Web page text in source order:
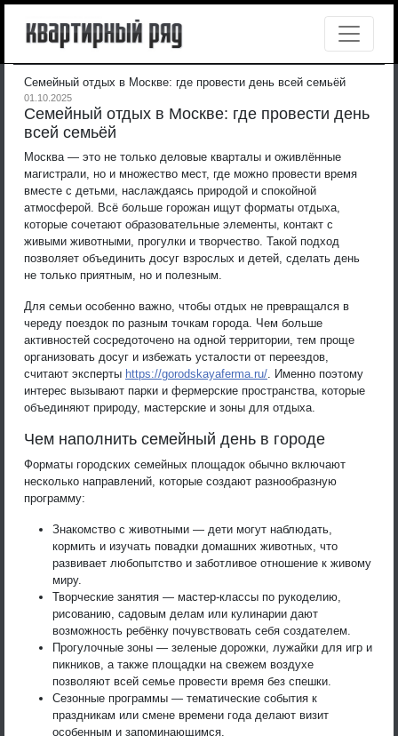
Семейный отдых в Москве: где провести день всей семьёй
01.10.2025
Семейный отдых в Москве: где провести день
всей семьёй
Москва — это не только деловые кварталы и оживлённые
магистрали, но и множество мест, где можно провести время
вместе с детьми, наслаждаясь природой и спокойной
атмосферой. Всё больше горожан ищут форматы отдыха,
которые сочетают образовательные элементы, контакт с
живыми животными, прогулки и творчество. Такой подход
позволяет объединить досуг взрослых и детей, сделать день
не только приятным, но и полезным.
Для семьи особенно важно, чтобы отдых не превращался в
череду поездок по разным точкам города. Чем больше
активностей сосредоточено на одной территории, тем проще
организовать досуг и избежать усталости от переездов,
считают эксперты https://gorodskayaferma.ru/ . Именно поэтому
интерес вызывают парки и фермерские пространства, которые
объединяют природу, мастерские и зоны для отдыха.
Чем наполнить семейный день в городе
Форматы городских семейных площадок обычно включают
несколько направлений, которые создают разнообразную
программу:
Знакомство с животными — дети могут наблюдать,
кормить и изучать повадки домашних животных, что
развивает любопытство и заботливое отношение к живому
миру.
Творческие занятия — мастер-классы по рукоделию,
рисованию, садовым делам или кулинарии дают
возможность ребёнку почувствовать себя создателем.
Прогулочные зоны — зеленые дорожки, лужайки для игр и
пикников, а также площадки на свежем воздухе
позволяют всей семье провести время без спешки.
Сезонные программы — тематические события к
праздникам или смене времени года делают визит
особенным и запоминающимся.